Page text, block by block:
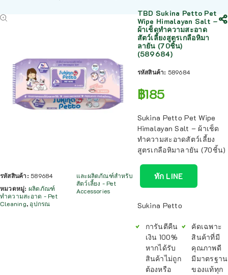
รหัสสินค้า: 589684
หมวดหมู่: ผลิตภัณฑ์
ทำความสะอาด - Pet
Cleaning, อุปกรณ
และผลิตภัณฑ์สำหรับ
สัตว์เลี้ยง - Pet
Accessories
TBD Sukina Petto Pet
Wipe Himalayan Salt –
ผ้าเช็ดทำความสะอาด
สัตว์เลี้ยงสูตรเกลือหิมา
ลายัน (70ชิ้น)
(589684)
รหัสสินค้า: 589684
฿185
Sukina Petto Pet Wipe
Himalayan Salt – ผ้าเช็ด
ทำความสะอาดสัตว์เลี้ยง
สูตรเกลือหิมาลายัน (70ชิ้น)
ทัก LINE
Sukina Petto
การันตีคืน
เงิน 100%
หากได้รับ
สินค้าไม่ถูก
ต้องหรือ
คัดเฉพาะ
สินค้าที่มี
คุณภาพดี
มีมาตรฐาน
ของแท้ทุก